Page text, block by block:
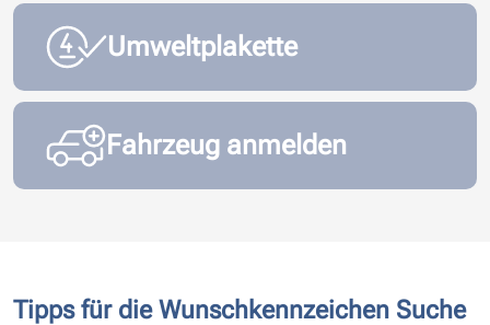
Umweltplakette
Fahrzeug anmelden
Tipps für die Wunschkennzeichen Suche